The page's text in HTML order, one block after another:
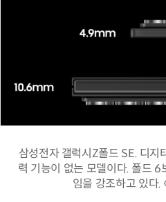
삼성전자 갤럭시Z폴드 SE. 디지
력 기능이 없는 모델이다. 폴드
임을 강조하고 있다.